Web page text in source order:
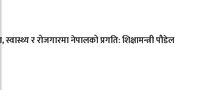
स्वास्थ्य र रोजगारमा नेपालको प्रगति: शिक्षामन्त्री पौडेल